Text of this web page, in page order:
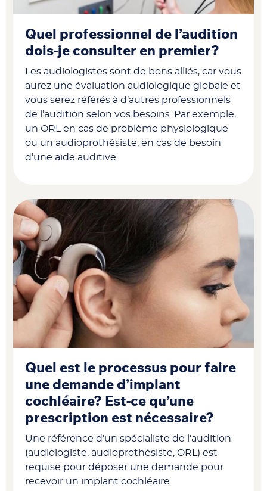
Quel professionnel de l’audition
dois-je consulter en premier?
Les audiologistes sont de bons alliés, car vous
aurez une évaluation audiologique globale et
vous serez référés à d’autres professionnels
de l’audition selon vos besoins. Par exemple,
un ORL en cas de problème physiologique
ou un audioprothésiste, en cas de besoin
d’une aide auditive.
Quel est le processus pour faire
une demande d’implant
cochléaire? Est-ce qu’une
prescription est nécessaire?
Une référence d'un spécialiste de l'audition
(audiologiste, audioprothésiste, ORL) est
requise pour déposer une demande pour
recevoir un implant cochléaire.